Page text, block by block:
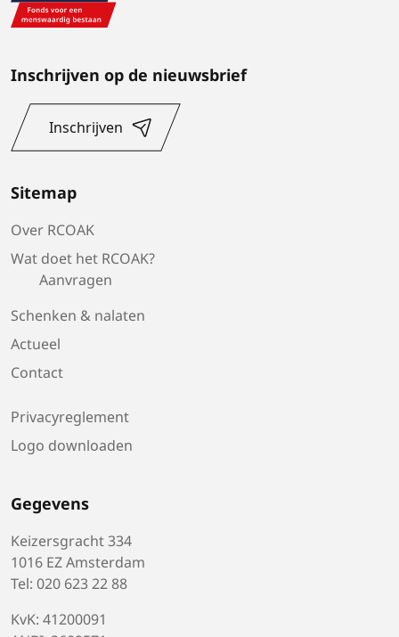
Inschrijven op de nieuwsbrief
Inschrijven
Sitemap
Over RCOAK
Wat doet het RCOAK?
Aanvragen
Schenken & nalaten
Actueel
Contact
Privacyreglement
Logo downloaden
Gegevens
Keizersgracht 334
1016 EZ Amsterdam
Tel: 020 623 22 88
KvK: 41200091